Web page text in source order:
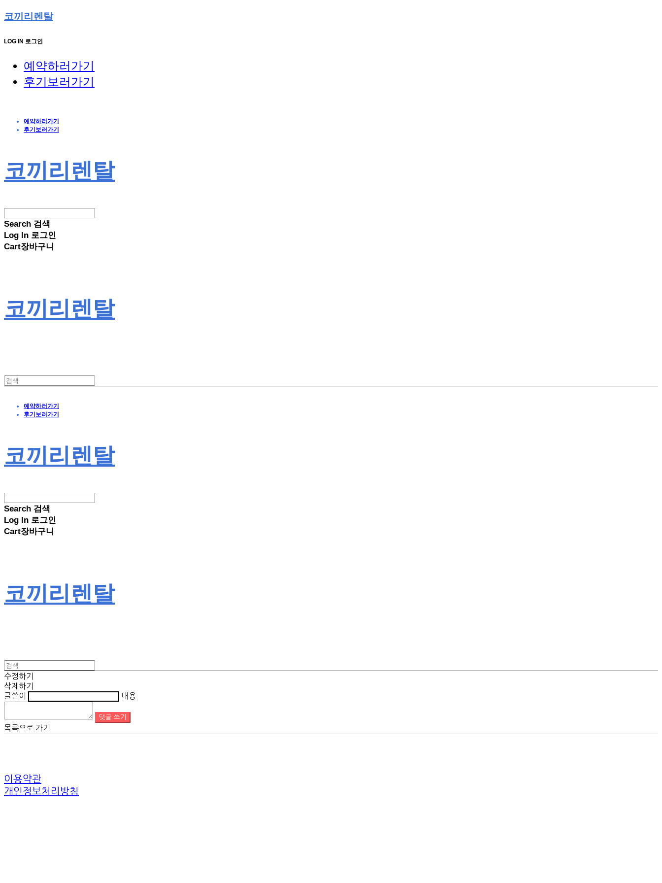
코끼리렌탈
LOG IN 로그인
예약하러가기
후기보러가기
예약하러가기
후기보러가기
코끼리렌탈
Search 검색
Log In 로그인
Cart장바구니
코끼리렌탈
예약하러가기
후기보러가기
코끼리렌탈
Search 검색
Log In 로그인
Cart장바구니
코끼리렌탈
수정하기
삭제하기
글쓴이
내용
댓글 쓰기
목록으로 가기
이용약관
개인정보처리방침